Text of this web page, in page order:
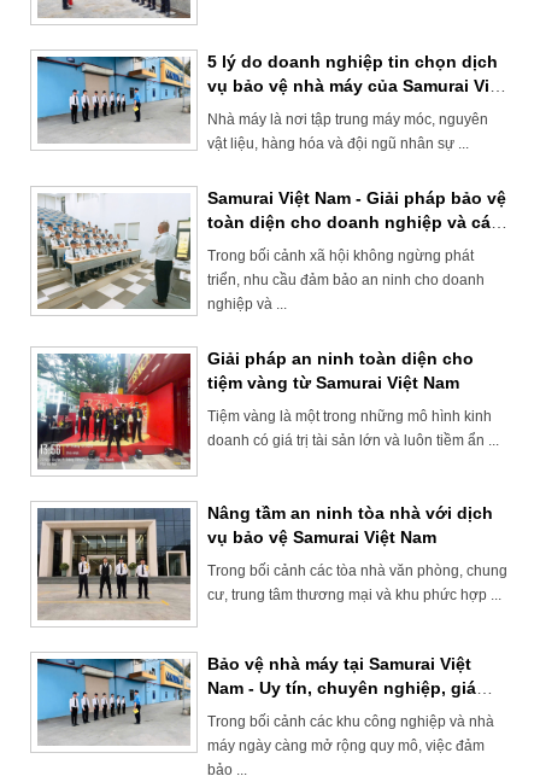
5 lý do doanh nghiệp tin chọn dịch
vụ bảo vệ nhà máy của Samurai Việt
Nam
Nhà máy là nơi tập trung máy móc, nguyên
vật liệu, hàng hóa và đội ngũ nhân sự ...
Samurai Việt Nam - Giải pháp bảo vệ
toàn diện cho doanh nghiệp và cá
nhân
Trong bối cảnh xã hội không ngừng phát
triển, nhu cầu đảm bảo an ninh cho doanh
nghiệp và ...
Giải pháp an ninh toàn diện cho
tiệm vàng từ Samurai Việt Nam
Tiệm vàng là một trong những mô hình kinh
doanh có giá trị tài sản lớn và luôn tiềm ẩn ...
Nâng tầm an ninh tòa nhà với dịch
vụ bảo vệ Samurai Việt Nam
Trong bối cảnh các tòa nhà văn phòng, chung
cư, trung tâm thương mại và khu phức hợp ...
Bảo vệ nhà máy tại Samurai Việt
Nam - Uy tín, chuyên nghiệp, giá
hợp lý
Trong bối cảnh các khu công nghiệp và nhà
máy ngày càng mở rộng quy mô, việc đảm
bảo ...